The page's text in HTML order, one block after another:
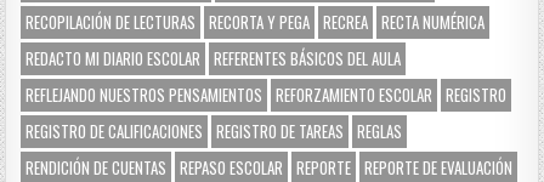
RECOPILACIÓN DE LECTURAS
RECORTA Y PEGA RECREA RECTA NUMÉRICA
REDACTO MI DIARIO ESCOLAR
REFERENTES BÁSICOS DEL AULA
REFLEJANDO NUESTROS PENSAMIENTOS
REFORZAMIENTO ESCOLAR
REGISTRO
REGISTRO DE CALIFICACIONES
REGISTRO DE TAREAS
REGLAS
RENDICIÓN DE CUENTAS
REPASO ESCOLAR REPORTE REPORTE DE EVALUACIÓN